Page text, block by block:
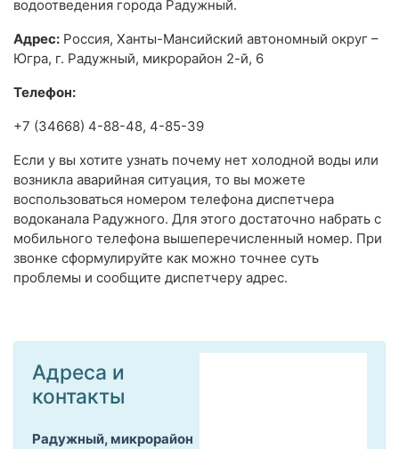
водоотведения города Радужный.
Адрес: Россия, Ханты-Мансийский автономный округ –
Югра, г. Радужный, микрорайон 2-й, 6
Телефон:
+7 (34668) 4-88-48, 4-85-39
Если у вы хотите узнать почему нет холодной воды или
возникла аварийная ситуация, то вы можете
воспользоваться номером телефона диспетчера
водоканала Радужного. Для этого достаточно набрать с
мобильного телефона вышеперечисленный номер. При
звонке сформулируйте как можно точнее суть
проблемы и сообщите диспетчеру адрес.
Адреса и
контакты
Радужный, микрорайон